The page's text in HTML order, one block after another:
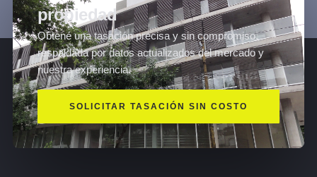
propiedad
Obtené una tasación precisa y sin compromiso,
respaldada por datos actualizados del mercado y
nuestra experiencia.
SOLICITAR TASACIÓN SIN COSTO